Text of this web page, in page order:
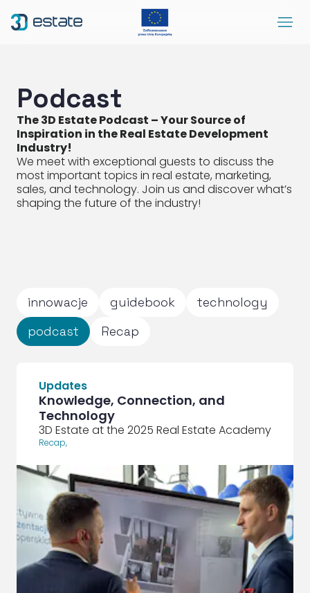
Menu
Contact
DEMO
BlogArrowRightLong
Podcast
The 3D Estate Podcast – Your Source of
Inspiration in the Real Estate Development
Industry!
We meet with exceptional guests to discuss the
most important topics in real estate, marketing,
sales, and technology. Join us and discover what’s
shaping the future of the industry!
innowacje guidebook
technology
podcast
Recap
Updates
Knowledge, Connection, and
Technology
3D Estate at the 2025 Real Estate Academy
Recap,